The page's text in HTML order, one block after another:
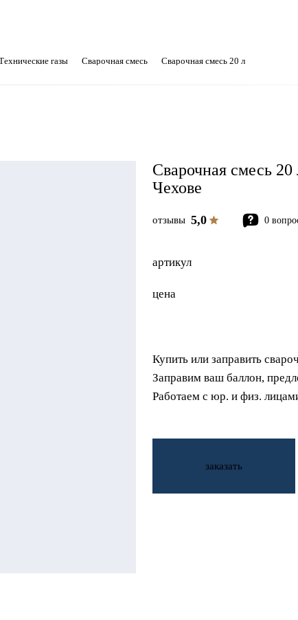
газы Сварочная смесь Сварочная смесь 20 л
Сварочная смесь
Чехове
отзывы 5,0 0
артикул
цена
Купить или заправить
Заправим ваш баллон,
Работаем с юр. и физ.
заказать